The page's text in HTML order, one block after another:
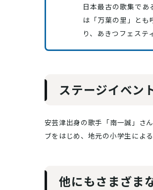
日本最古の歌集で
は「万葉の里」とも
り、あきつフェステ
ステージイベン
安芸津出身の歌手「南一誠」さ
ブをはじめ、地元の小学生によ
他にもさまざま